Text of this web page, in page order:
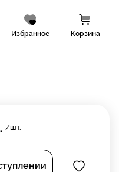
Избранное Корзина
/шт.